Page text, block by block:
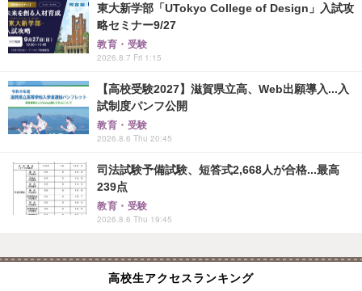
東大新学部「UTokyo College of Design」入試攻
略セミナー9/27
教育・受験
2026.8.7 Fri 1:15
【高校受験2027】滋賀県立高、Web出願導入...入
試制度パンフ公開
教育・受験
2026.8.6 Thu 20:45
司法試験予備試験、短答式2,668人が合格...最高
239点
教育・受験
2026.8.6 Thu 19:45
高校生アクセスランキング